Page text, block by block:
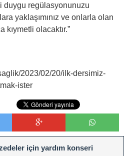
duygu regülasyonunuzu
yaklaşımınız ve onlarla olan
kıymetli olacaktır.”
2023/02/20/ilk-dersimiz-
ister
için yardım konseri